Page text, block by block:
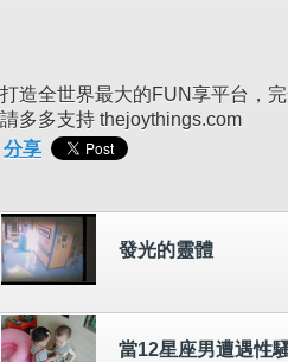
打造全世界最大的FUN享平台，
請多多支持 thejoythings.com
分享
發光的靈體
當12星座男遭遇性